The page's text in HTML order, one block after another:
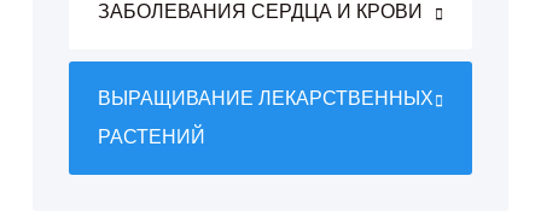
ЗАБОЛЕВАНИЯ СЕРДЦА И КРОВИ
ВЫРАЩИВАНИЕ ЛЕКАРСТВЕННЫХ
РАСТЕНИЙ